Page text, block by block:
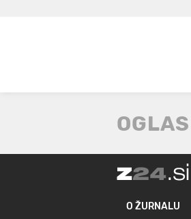
O ŽURNALU